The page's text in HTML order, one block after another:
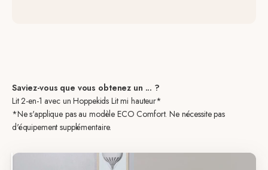
Saviez-vous que vous obtenez un ... ?
Lit 2-en-1 avec un Hoppekids Lit mi hauteur*
*Ne s'applique pas au modèle ECO Comfort. Ne nécessite pas
d'équipement supplémentaire.